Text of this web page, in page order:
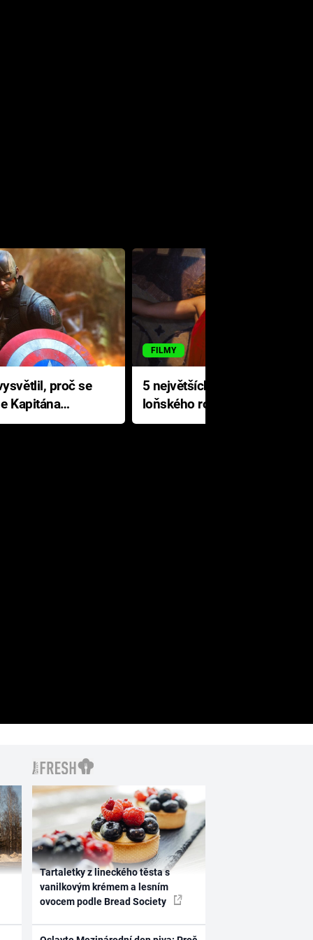
proč se
Kapitána
FILMY
5 největších propadáků
loňského roku: Disney na
jediné katastrofě prodělal 200
Tartaletky z lineckého těsta s
vanilkovým krémem a lesním
ovocem podle Bread Society